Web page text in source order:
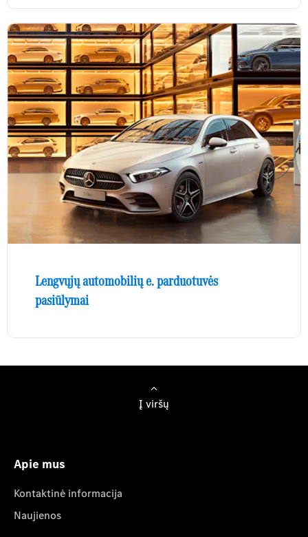
Lengvųjų automobilių e. parduotuvės
pasiūlymai
Į viršų
Apie mus
Kontaktinė informacija
Naujienos